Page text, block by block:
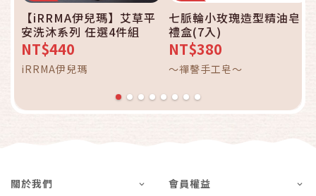
【iRRMA伊兒瑪】艾草平
安洗沐系列 任選4件組
NT$440
iRRMA伊兒瑪
七脈輪小玫瑰造型精油皂
禮盒(7入)
NT$380
～禪謦手工皂～
關於我們
會員權益